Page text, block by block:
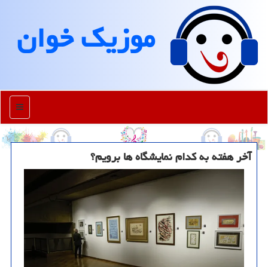
موزیك خوان
منو
آخر هفته به کدام نمایشگاه ها برویم؟